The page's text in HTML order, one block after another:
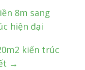
8m sang
hiện đại
kiến trúc
→